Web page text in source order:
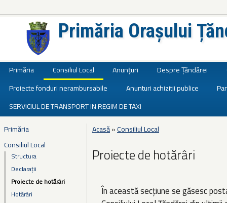
Primăria Orașului
Primăria Consiliul Local Anunțuri Despre Țăndărei
Proiecte fonduri nerambursabile
Anunturi achizitii publice
SERVICIUL DE TRANSPORT IN REGIM DE TAXI
Primăria
Consiliul Local
Structura
Declarații
Proiecte de hotărâri
Hotărâri
Eşti aici
Acasă»Consiliul Local
Proiecte de hotărâri
În această secțiune se găsesc